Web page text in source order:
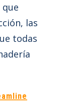
las
todas